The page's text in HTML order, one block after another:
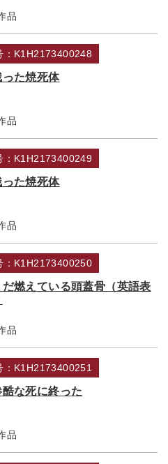
品
：K1H2173400248
った焼死体
品
：K1H2173400249
った焼死体
品
：K1H2173400250
燃えている頭蓋骨（英語表
品
：K1H2173400251
酷な死に終った
品